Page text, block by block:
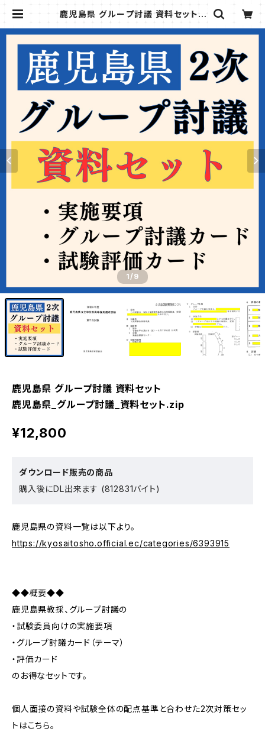
鹿児島県 グループ討議 資料セット |
1/9
鹿児島県 グループ討議 資料セット
鹿児島県_グループ討議_資料セット.zip
¥12,800
ダウンロード販売の商品
購入後にDL出来ます (812831バイト)
鹿児島県の資料一覧は以下より。
https://kyosaitosho.official.ec/categories/6393915
◆◆概要◆◆
鹿児島県教採、グループ討議の
・試験委員向けの実施要項
・グループ討議カード（テーマ）
・評価カード
のお得なセットです。
個人面接の資料や試験全体の配点基準と合わせた2次対策セッ
トはこちら。